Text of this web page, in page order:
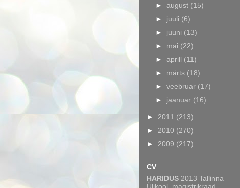
► august (15)
► juuli (6)
► juuni (13)
► mai (22)
► aprill (11)
► märts (18)
► veebruar (17)
► jaanuar (16)
► 2011 (213)
► 2010 (270)
► 2009 (217)
CV
HARIDUS 2013 Tallinna